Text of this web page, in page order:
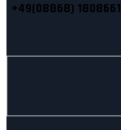
+49(08868) 1808661